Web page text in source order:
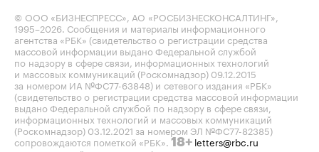
© ООО «БИЗНЕСПРЕСС», АО «РОСБИЗНЕСКОНСАЛТИНГ»,
1995–2026 . Сообщения и материалы информационного
агентства «РБК» (свидетельство о регистрации средства
массовой информации выдано Федеральной службой
по надзору в сфере связи, информационных технологий
и массовых коммуникаций (Роскомнадзор) 09.12.2015
за номером ИА №ФС77-63848) и сетевого издания «РБК»
(свидетельство о регистрации средства массовой информации
выдано Федеральной службой по надзору в сфере связи,
информационных технологий и массовых коммуникаций
(Роскомнадзор) 03.12.2021 за номером ЭЛ №ФС77-82385)
сопровождаются пометкой «РБК». 18+ letters@rbc.ru